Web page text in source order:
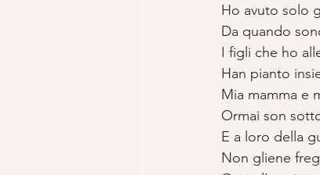
Ho avuto solo
Da quando
I figli che ho
Han pianto
Mia mamma e
Ormai son
E a loro della
Non gliene